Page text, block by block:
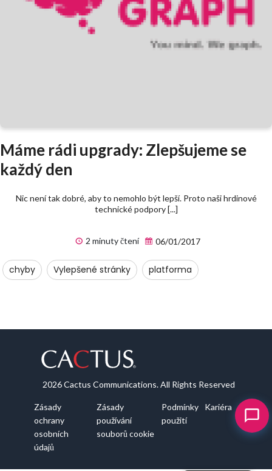
Máme rádi upgrady: Zlepšujeme se
každý den
Nic není tak dobré, aby to nemohlo být lepší. Proto naši hrdinové
technické podpory [...]
2 minuty čtení 06/01/2017
chyby Vylepšené stránky platforma
2026 Cactus Communications. All Rights Reserved
Zásady
ochrany
osobních
údajů
Zásady
používání
souborů cookie
Podmínky
použití
Kariéra